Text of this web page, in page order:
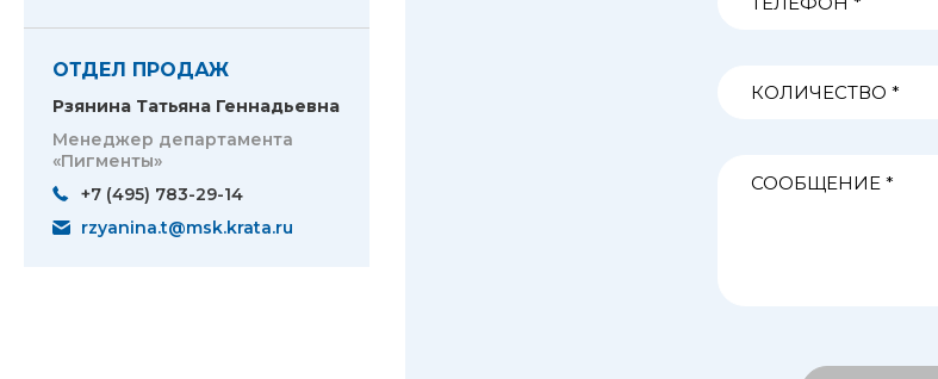
ОТДЕЛ ПРОДАЖ
Рзянина Татьяна Геннадьевна
Менеджер департамента
«Пигменты»
+7 (495) 783-29-14
rzyanina.t@msk.krata.ru